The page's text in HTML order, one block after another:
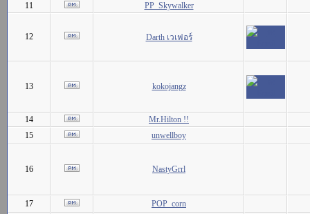
11
PP_Skywalker
12 Darth เวเฟอร์
13 kokojangz
14
Mr.Hilton !!
15
unwellboy
16 NastyGrrl
17
POP_corn